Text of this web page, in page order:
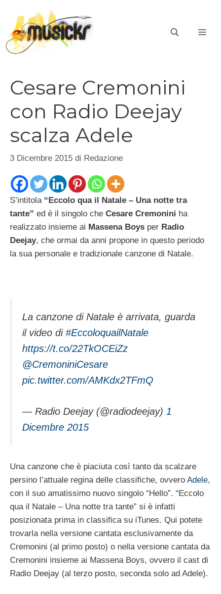
contenuto
Cesare Cremonini
con Radio Deejay
scalza Adele
3 Dicembre 2015 di Redazione
S’intitola “Eccolo qua il Natale – Una notte tra
tante” ed è il singolo che Cesare Cremonini ha
realizzato insieme ai Massena Boys per Radio
Deejay, che ormai da anni propone in questo periodo
la sua personale e tradizionale canzone di Natale.
La canzone di Natale è arrivata, guarda
il video di #EccoloquailNatale
https://t.co/22TkOCEiZz
@CremoniniCesare
pic.twitter.com/AMKdx2TFmQ
— Radio Deejay (@radiodeejay) 1
Dicembre 2015
Una canzone che è piaciuta così tanto da scalzare
persino l’attuale regina delle classifiche, ovvero Adele,
con il suo amatissimo nuovo singolo “Hello”. “Eccolo
qua il Natale – Una notte tra tante” si è infatti
posizionata prima in classifica su iTunes. Qui potete
trovarla nella versione cantata esclusivamente da
Cremonini (al primo posto) o nella versione cantata da
Cremonini insieme ai Massena Boys, ovvero il cast di
Radio Deejay (al terzo posto, seconda solo ad Adele).